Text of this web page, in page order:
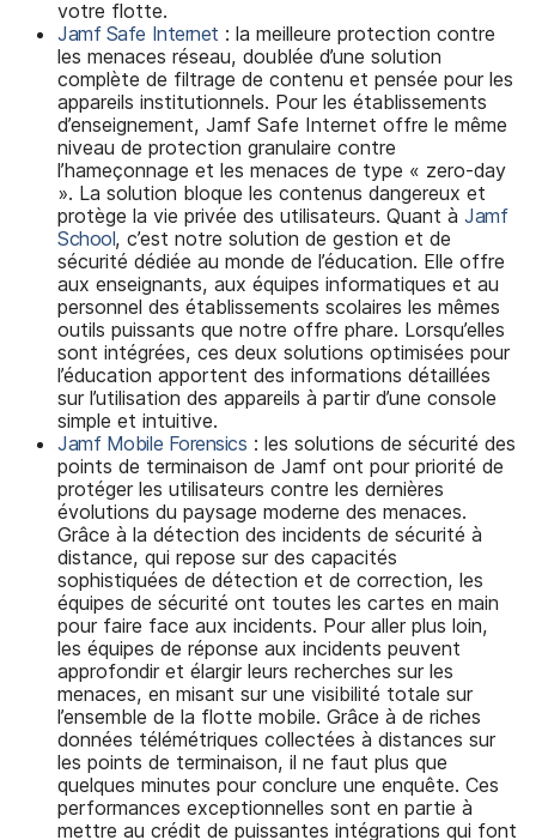
votre flotte.
Jamf Safe Internet : la meilleure protection contre
les menaces réseau, doublée d’une solution
complète de filtrage de contenu et pensée pour les
appareils institutionnels. Pour les établissements
d’enseignement, Jamf Safe Internet offre le même
niveau de protection granulaire contre
l’hameçonnage et les menaces de type « zero-day
». La solution bloque les contenus dangereux et
protège la vie privée des utilisateurs. Quant à Jamf
School, c’est notre solution de gestion et de
sécurité dédiée au monde de l’éducation. Elle offre
aux enseignants, aux équipes informatiques et au
personnel des établissements scolaires les mêmes
outils puissants que notre offre phare. Lorsqu’elles
sont intégrées, ces deux solutions optimisées pour
l’éducation apportent des informations détaillées
sur l’utilisation des appareils à partir d’une console
simple et intuitive.
Jamf Mobile Forensics : les solutions de sécurité des
points de terminaison de Jamf ont pour priorité de
protéger les utilisateurs contre les dernières
évolutions du paysage moderne des menaces.
Grâce à la détection des incidents de sécurité à
distance, qui repose sur des capacités
sophistiquées de détection et de correction, les
équipes de sécurité ont toutes les cartes en main
pour faire face aux incidents. Pour aller plus loin,
les équipes de réponse aux incidents peuvent
approfondir et élargir leurs recherches sur les
menaces, en misant sur une visibilité totale sur
l’ensemble de la flotte mobile. Grâce à de riches
données télémétriques collectées à distances sur
les points de terminaison, il ne faut plus que
quelques minutes pour conclure une enquête. Ces
performances exceptionnelles sont en partie à
mettre au crédit de puissantes intégrations qui font